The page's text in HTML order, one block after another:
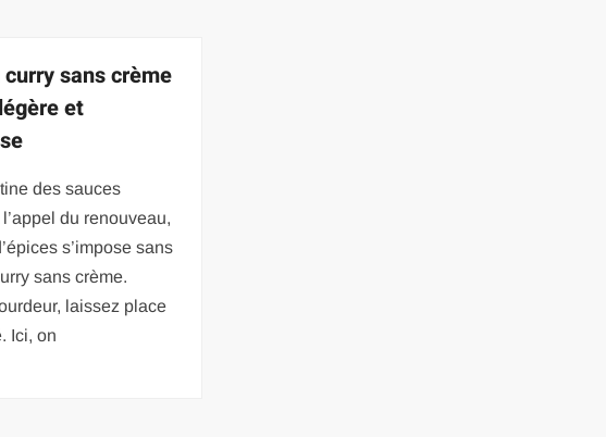
sans crème
et
des sauces
du renouveau,
s’impose sans
sans crème.
laissez place
Ici, on